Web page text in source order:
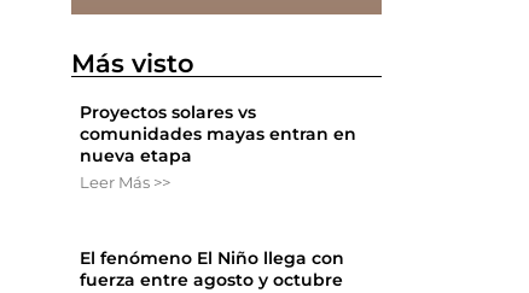
Más visto
Proyectos solares vs
comunidades mayas entran en
nueva etapa
Leer Más >>
El fenómeno El Niño llega con
fuerza entre agosto y octubre